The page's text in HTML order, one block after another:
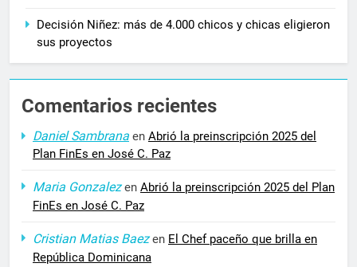
Decisión Niñez: más de 4.000 chicos y chicas eligieron
sus proyectos
Comentarios recientes
Daniel Sambrana en Abrió la preinscripción 2025 del
Plan FinEs en José C. Paz
Maria Gonzalezen Abrió la preinscripción 2025 del Plan
FinEs en José C. Paz
Cristian Matias Baezen El Chef paceño que brilla en
República Dominicana